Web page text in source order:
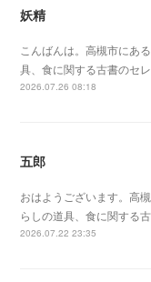
妖精
こんばんは。高槻市にあ
具、食に関する古書のセ
2026.07.26 08:18
五郎
おはようございます。高
らしの道具、食に関する
2026.07.22 23:35